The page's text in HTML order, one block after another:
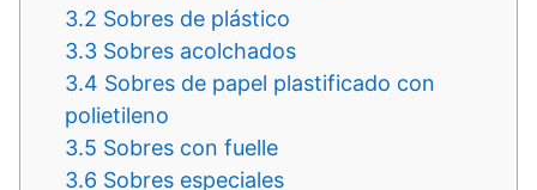
3.2 Sobres de plástico
3.3 Sobres acolchados
3.4 Sobres de papel plastificado con
polietileno
3.5 Sobres con fuelle
3.6 Sobres especiales